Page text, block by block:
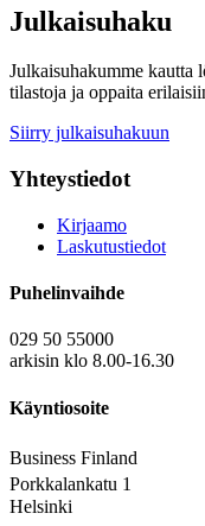
Julkaisuhaku
Julkaisuhakumme kautta
tilastoja ja oppaita
Siirry julkaisuhakuun
Yhteystiedot
Kirjaamo
Laskutustiedot
Puhelinvaihde
029 50 55000
arkisin klo 8.00-16.30
Käyntiosoite
Business Finland
Porkkalankatu 1
Helsinki